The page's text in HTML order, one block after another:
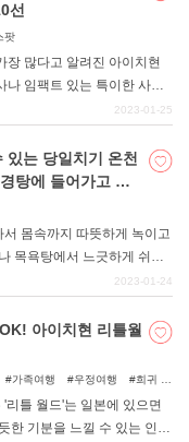
선
팟
장 많다고 알려진 아이치현
나 임팩트 있는 특이한 사찰
아이치현에 있는 특이한 신
2023-01-25
있는 당일치기 온천
탕에 들어가고 싶
몸속까지 따뜻하게 녹이고
목욕탕에서 느긋하게 쉬는
만 즐길 수 있는 눈썰매탕을
기로 부담 없이 즐길 수 있는
2023-01-24
아이치현 리틀월
가족여행 우정여행
희귀 스
리틀 월드'는 일본에 있으면
한 기분을 느낄 수 있는 인기